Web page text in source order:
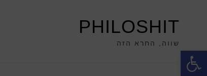
פתח סרגל נגישות
PHILOSHIT
שווה, החרא הזה